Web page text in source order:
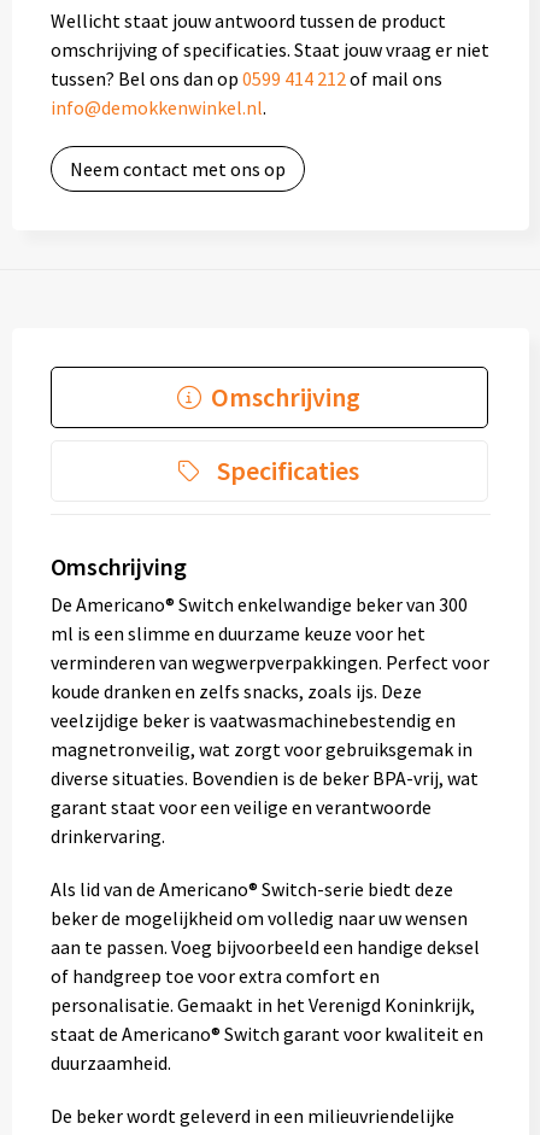
Wellicht staat jouw antwoord tussen de product
omschrijving of specificaties. Staat jouw vraag er niet
tussen? Bel ons dan op 0599 414 212of mail ons
info@demokkenwinkel.nl.
Neem contact met ons op
Omschrijving
Specificaties
Omschrijving
De Americano® Switch enkelwandige beker van 300
ml is een slimme en duurzame keuze voor het
verminderen van wegwerpverpakkingen. Perfect voor
koude dranken en zelfs snacks, zoals ijs. Deze
veelzijdige beker is vaatwasmachinebestendig en
magnetronveilig, wat zorgt voor gebruiksgemak in
diverse situaties. Bovendien is de beker BPA-vrij, wat
garant staat voor een veilige en verantwoorde
drinkervaring.
Als lid van de Americano® Switch-serie biedt deze
beker de mogelijkheid om volledig naar uw wensen
aan te passen. Voeg bijvoorbeeld een handige deksel
of handgreep toe voor extra comfort en
personalisatie. Gemaakt in het Verenigd Koninkrijk,
staat de Americano® Switch garant voor kwaliteit en
duurzaamheid.
De beker wordt geleverd in een milieuvriendelijke